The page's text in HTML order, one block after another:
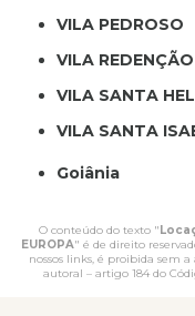
VILA PEDROSO
VILA REDENÇÃO
VILA SANTA
VILA SANTA
Goiânia
O conteúdo do texto "
EUROPA" é de direito
nossos links, é proibida sem
autoral – artigo 184 do